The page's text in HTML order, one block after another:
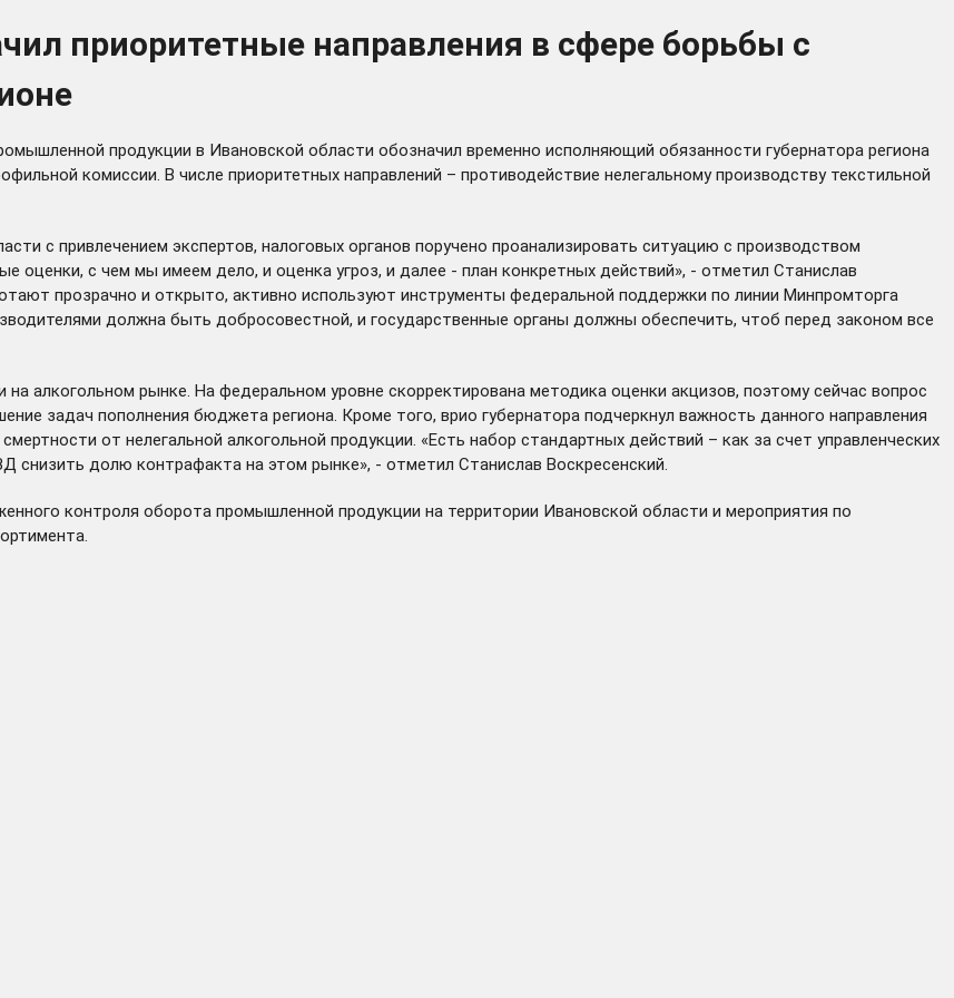
приоритетные направления в сфере борьбы с
продукции в Ивановской области обозначил временно исполняющий обязанности губернатора региона
комиссии. В числе приоритетных направлений – противодействие нелегальному производству текстильной
с привлечением экспертов, налоговых органов поручено проанализировать ситуацию с производством
оценки, с чем мы имеем дело, и оценка угроз, и далее - план конкретных действий», - отметил Станислав
прозрачно и открыто, активно используют инструменты федеральной поддержки по линии Минпромторга
должна быть добросовестной, и государственные органы должны обеспечить, чтоб перед законом все
алкогольном рынке. На федеральном уровне скорректирована методика оценки акцизов, поэтому сейчас вопрос
задач пополнения бюджета региона. Кроме того, врио губернатора подчеркнул важность данного направления
от нелегальной алкогольной продукции. «Есть набор стандартных действий – как за счет управленческих
снизить долю контрафакта на этом рынке», - отметил Станислав Воскресенский.
контроля оборота промышленной продукции на территории Ивановской области и мероприятия по